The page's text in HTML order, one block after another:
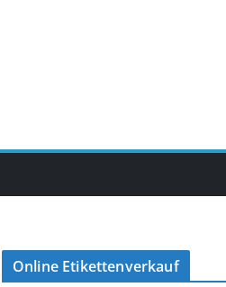
Online Etikettenverkauf